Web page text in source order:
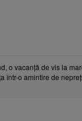
o vacanță de vis la
într-o amintire de